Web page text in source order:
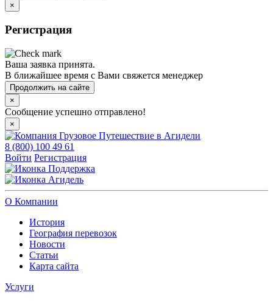
×
Регистрация
Ваша заявка принята.
В ближайшее время с Вами свяжется менеджер
Продолжить на сайте
×
Сообщение успешно отправлено!
×
8 (800) 100 49 61
Войти Регистрация
Поддержка
Агидель
О Компании
История
География перевозок
Новости
Статьи
Карта сайта
Услуги